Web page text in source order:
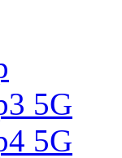
5G
5G